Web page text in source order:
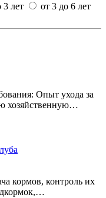
3 лет
от 3 до 6 лет
Опыт ухода за
хозяйственную…
кормов, контроль их